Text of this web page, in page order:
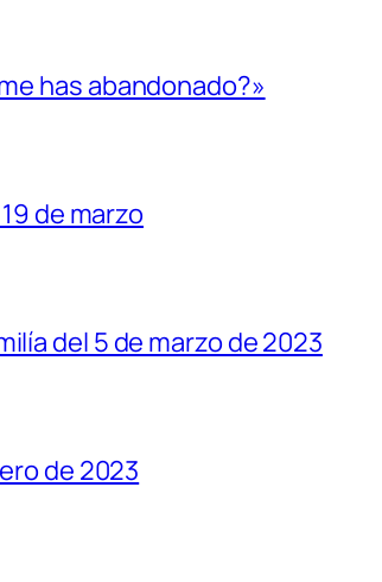
has abandonado?»
de marzo
del 5 de marzo de 2023
de 2023